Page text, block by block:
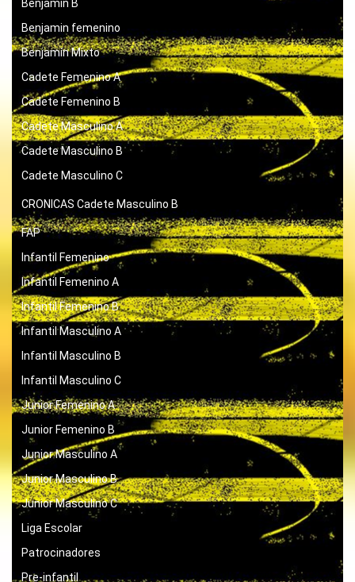
Benjamín B
Benjamin femenino
Benjamín Mixto
Cadete Femenino A
Cadete Femenino B
Cadete Masculino A
Cadete Masculino B
Cadete Masculino C
CRONICAS Cadete Masculino B
FAP
Infantil Femenino
Infantil Femenino A
Infantil Femenino B
Infantil Masculino A
Infantil Masculino B
Infantil Masculino C
Junior Femenino A
Junior Femenino B
Junior Masculino A
Junior Masculino B
Junior Masculino C
Liga Escolar
Patrocinadores
Pre-infantil